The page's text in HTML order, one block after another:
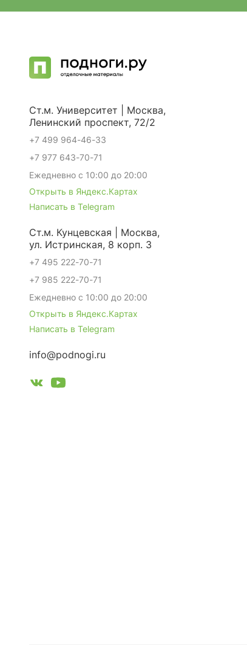
Ст.м. Университет | Москва,
Ленинский проспект, 72/2
+7 499 964-46-33
+7 977 643-70-71
Ежедневно с 10:00 до 20:00
Открыть в Яндекс.Картах
Написать в Telegram
Ст.м. Кунцевская | Москва,
ул. Истринская, 8 корп. 3
+7 495 222-70-71
+7 985 222-70-71
Ежедневно с 10:00 до 20:00
Открыть в Яндекс.Картах
Написать в Telegram
info@podnogi.ru